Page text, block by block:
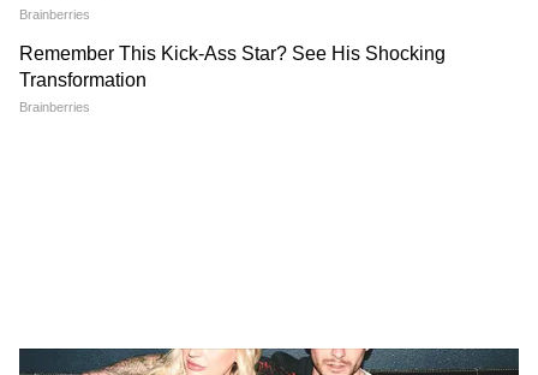
रांची प्रोटेस्ट में अब अड़ गए छात्र, बजी तालियां
और छात्रों का जोश दिखा हाई